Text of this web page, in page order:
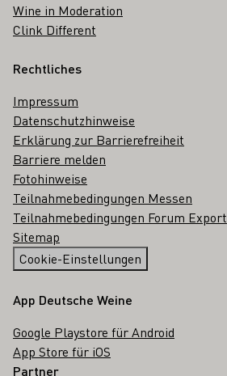
Wine in Moderation
Clink Different
Rechtliches
Impressum
Datenschutzhinweise
Erklärung zur Barrierefreiheit
Barriere melden
Fotohinweise
Teilnahmebedingungen Messen
Teilnahmebedingungen Forum Export
Sitemap
Cookie-Einstellungen
App Deutsche Weine
Google Playstore für Android
App Store für iOS
Partner